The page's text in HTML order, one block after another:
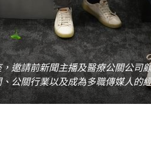
邀請前新聞主播及醫療公關公司
公關行業以及成為多職傳媒人的